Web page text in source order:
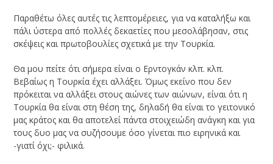
Παραθέτω όλες αυτές τις λεπτομέρειες, για να καταλήξω και
πάλι ύστερα από πολλές δεκαετίες που μεσολάβησαν, στις
σκέψεις και πρωτοβουλίες σχετικά με την Τουρκία.
Θα μου πείτε ότι σήμερα είναι ο Ερντογκάν κλπ. κλπ.
Βεβαίως η Τουρκία έχει αλλάξει. Όμως εκείνο που δεν
πρόκειται να αλλάξει στους αιώνες των αιώνων, είναι ότι η
Τουρκία θα είναι στη θέση της, δηλαδή θα είναι το γειτονικό
μας κράτος και θα αποτελεί πάντα στοιχειώδη ανάγκη και για
τους δυο μας να συζήσουμε όσο γίνεται πιο ειρηνικά και
-γιατί όχι;- φιλικά.